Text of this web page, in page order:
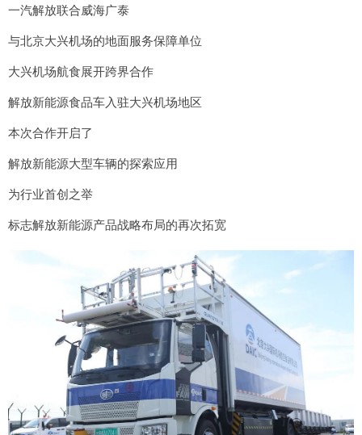
一汽解放联合威海广泰
与北京大兴机场的地面服务保障单位
大兴机场航食展开跨界合作
解放新能源食品车入驻大兴机场地区
本次合作开启了
解放新能源大型车辆的探索应用
为行业首创之举
标志解放新能源产品战略布局的再次拓宽